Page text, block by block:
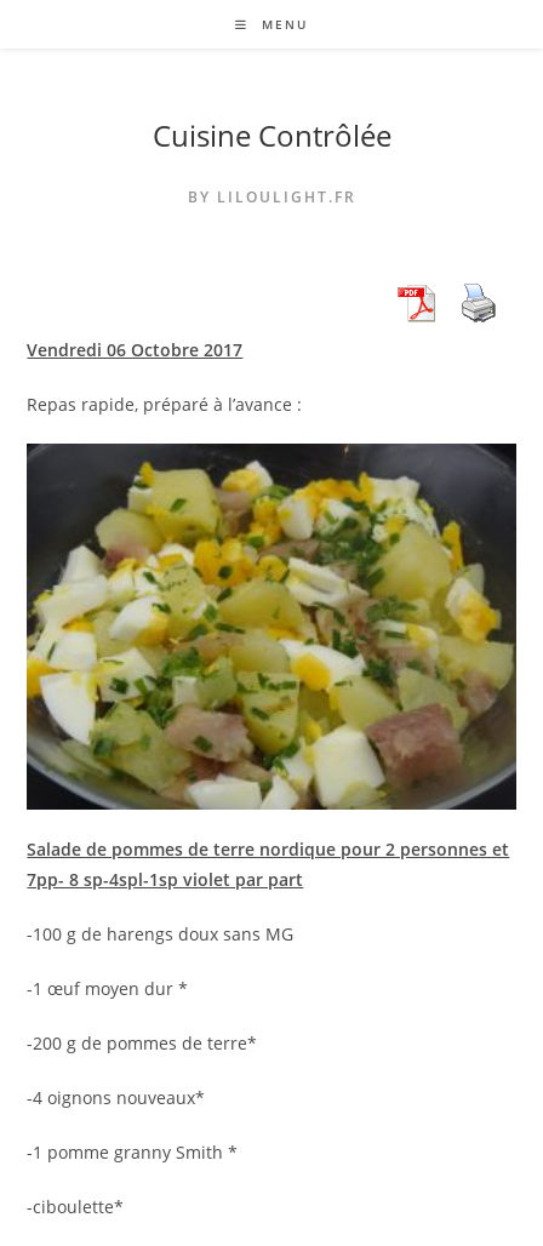
MENU
Cuisine Contrôlée
BY LILOULIGHT.FR
Vendredi 06 Octobre 2017
Repas rapide, préparé à l’avance :
Salade de pommes de terre nordique pour 2 personnes et
7pp- 8 sp-4spl-1sp violet par part
-100 g de harengs doux sans MG
-1 œuf moyen dur *
-200 g de pommes de terre*
-4 oignons nouveaux*
-1 pomme granny Smith *
-ciboulette*